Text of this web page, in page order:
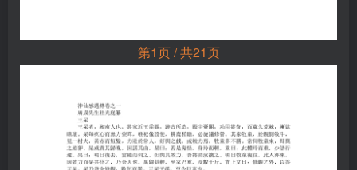
第1页 / 共21页